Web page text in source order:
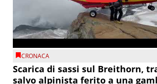
CRONACA
Scarica di sassi sul Breithorn,
salvo alpinista ferito a una